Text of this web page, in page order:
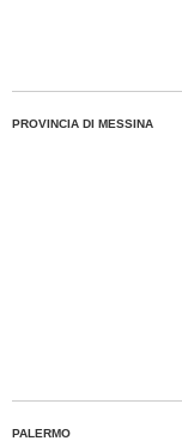
PROVINCIA DI MESSINA
PALERMO